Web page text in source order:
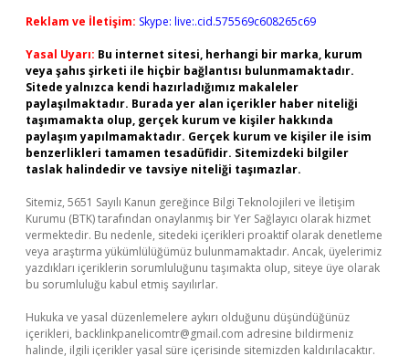
Reklam ve İletişim: Skype: live:.cid.575569c608265c69
Yasal Uyarı: Bu internet sitesi, herhangi bir marka, kurum
veya şahıs şirketi ile hiçbir bağlantısı bulunmamaktadır.
Sitede yalnızca kendi hazırladığımız makaleler
paylaşılmaktadır. Burada yer alan içerikler haber niteliği
taşımamakta olup, gerçek kurum ve kişiler hakkında
paylaşım yapılmamaktadır. Gerçek kurum ve kişiler ile isim
benzerlikleri tamamen tesadüfidir. Sitemizdeki bilgiler
taslak halindedir ve tavsiye niteliği taşımazlar.
Sitemiz, 5651 Sayılı Kanun gereğince Bilgi Teknolojileri ve İletişim
Kurumu (BTK) tarafından onaylanmış bir Yer Sağlayıcı olarak hizmet
vermektedir. Bu nedenle, sitedeki içerikleri proaktif olarak denetleme
veya araştırma yükümlülüğümüz bulunmamaktadır. Ancak, üyelerimiz
yazdıkları içeriklerin sorumluluğunu taşımakta olup, siteye üye olarak
bu sorumluluğu kabul etmiş sayılırlar.
Hukuka ve yasal düzenlemelere aykırı olduğunu düşündüğünüz
içerikleri, backlinkpanelicomtr@gmail.com adresine bildirmeniz
halinde, ilgili içerikler yasal süre içerisinde sitemizden kaldırılacaktır.